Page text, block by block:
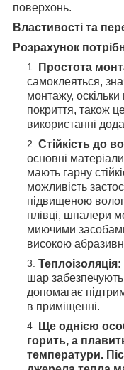
поверхонь.
Властивості та
Розрахунок
Простота
самоклеяться,
монтажу,
покриття, також
використанні
Стійкість до
основні
мають гарну
можливість
підвищеною
плівці, шпалери
миючими
високою
Теплоізоляція:
шар
допомагає
в приміщенні.
Ще однією
горить, а
температури.